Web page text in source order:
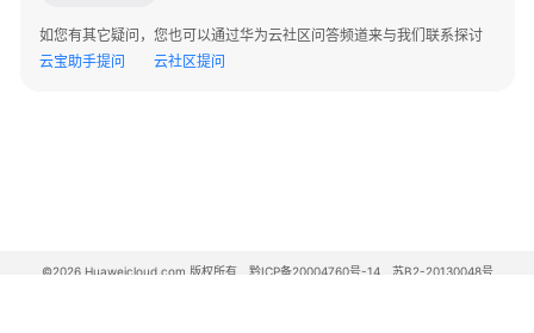
标
监
APM
如您有其它疑问，您也可以通过华为云社区问答频道来与我们联系探讨
云宝助手提问
云社区提问
©2026 Huaweicloud.com 版权所有 黔ICP备20004760号-14
苏B2-20130048号